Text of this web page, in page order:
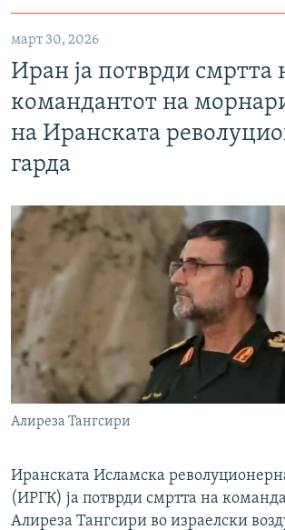
март 30, 2026
Иран ја потврди смртта
командантот на
на Иранската
гарда
Алиреза Тангсири
Иранската Исламска
(ИРГК) ја потврди смртта на
Алиреза Тангсири во израелски